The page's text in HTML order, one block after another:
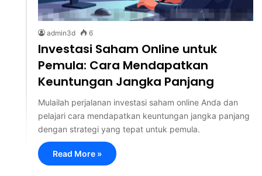
admin3d 6
Investasi Saham Online untuk
Pemula: Cara Mendapatkan
Keuntungan Jangka Panjang
Mulailah perjalanan investasi saham online Anda dan
pelajari cara mendapatkan keuntungan jangka panjang
dengan strategi yang tepat untuk pemula.
Read More »